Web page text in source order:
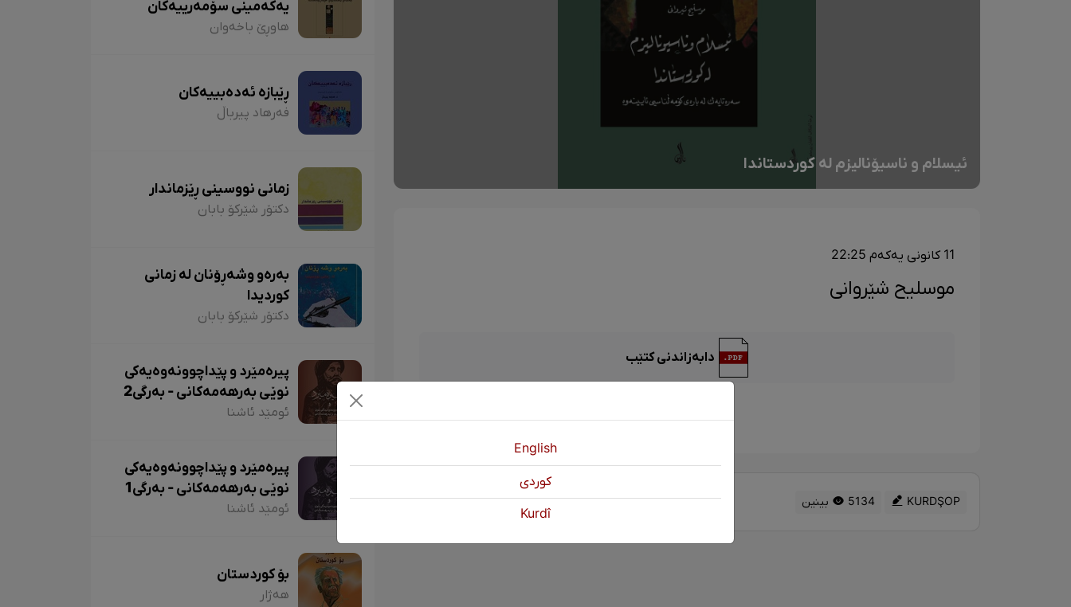
ئیسلام و ناسیۆنالیزم لە کوردستاندا
11 کانونی یەکەم 22:25
موسلیح شێروانی
دابەزاندنی کتێب
KURDŞOP 5134 بینین
یەکەمینی سۆمەرییەکان
هاوڕێ باخەوان
ڕێبازە ئەدەبییەکان
فەرهاد پیرباڵ
زمانی نووسینی ڕێزماندار
دکتۆر شێرکۆ بابان
بەرەو وشەڕۆنان لە زمانی
کوردیدا
دکتۆر شێرکۆ بابان
پیرەمێرد و پێداچوونەوەیەکی
نوێی بەرهەمەکانی - بەرگی2
ئومێد ئاشنا
پیرەمێرد و پێداچوونەوەیەکی
نوێی بەرهەمەکانی - بەرگی1
ئومێد ئاشنا
بۆ کوردستان
هەژار
English
كوردی
Kurdî